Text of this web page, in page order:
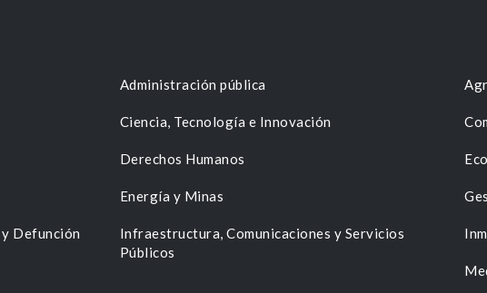
Administración pública
Ciencia, Tecnología e Innovación
Derechos Humanos
Energía y Minas
Defunción
Infraestructura, Comunicaciones y Servicios
Públicos